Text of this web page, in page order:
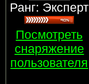
Ранг: Эксперт
Посмотреть
снаряжение
пользователя